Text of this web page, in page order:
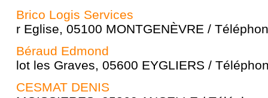
Brico Logis Services
r Eglise, 05100 MONTGENÈVRE /
Béraud Edmond
lot les Graves, 05600 EYGLIERS /
CESMAT DENIS